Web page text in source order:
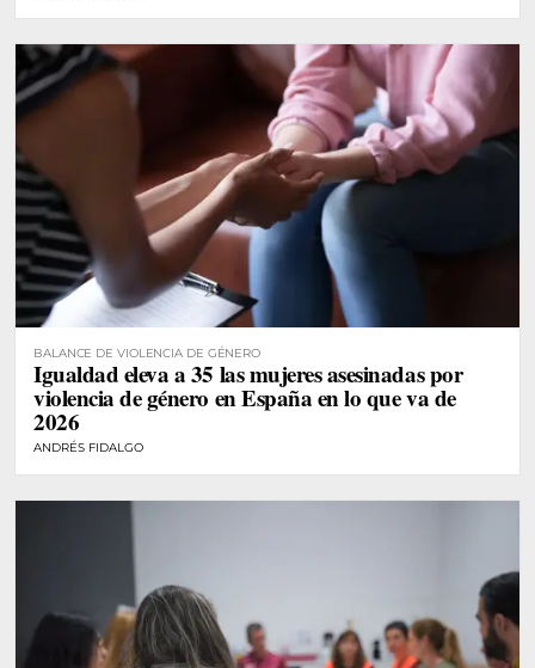
BALANCE DE VIOLENCIA DE GÉNERO
Igualdad eleva a 35 las mujeres asesinadas por
violencia de género en España en lo que va de
2026
ANDRÉS FIDALGO